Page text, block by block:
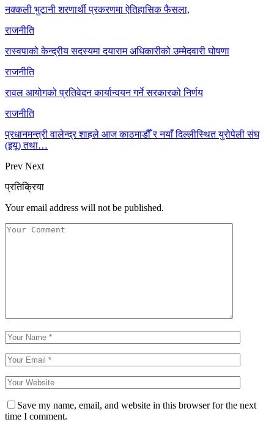
नक्कली भुटानी शरणार्थी प्रकरणमा ऐतिहासिक फैसला,
राजनीति
रास्वपाको केन्द्रीय सदस्यमा दयाराम अधिकारीको उम्मेदवारी घोषणा
राजनीति
रावल आयोगको प्रतिवेदन कार्यान्वयन गर्ने सरकारको निर्णय
राजनीति
प्रधानमन्त्री वालेन्द्र शाहले आज काठमाडौँ र नयाँ दिल्लीस्थित युरोपेली संघ
(इयू) तथा…
Prev Next
प्रतिक्रिया
Your email address will not be published.
Save my name, email, and website in this browser for the next
time I comment.